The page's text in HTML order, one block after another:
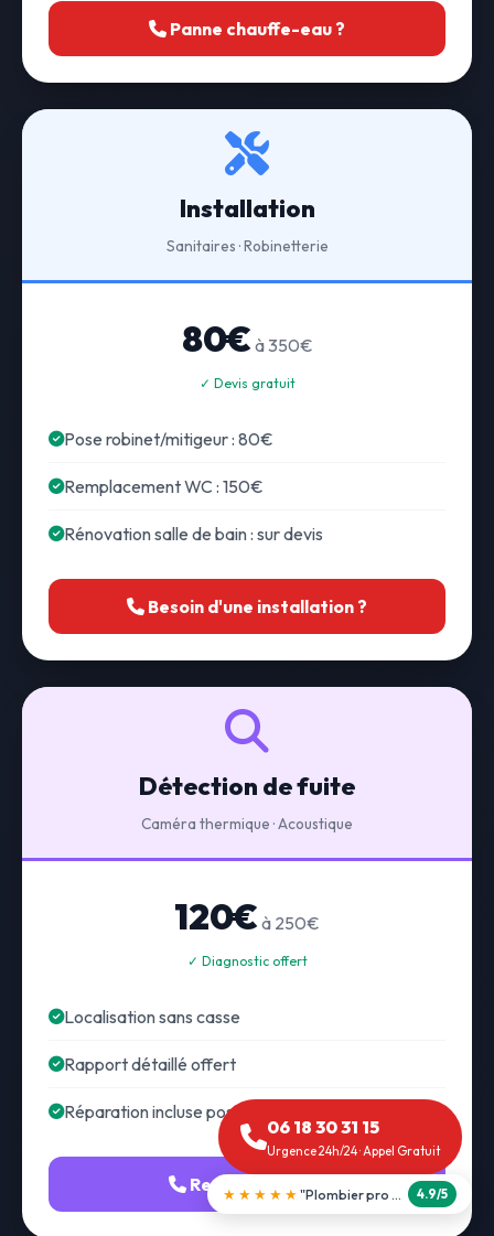
Panne chauffe-eau ?
Installation
Sanitaires · Robinetterie
80€ à 350€
✓ Devis gratuit
Pose robinet/mitigeur : 80€
Remplacement WC : 150€
Rénovation salle de bain : sur devis
Besoin d'une installation ?
Détection de fuite
Caméra thermique · Acoustique
120€ à 250€
✓ Diagnostic offert
Localisation sans casse
Rapport détaillé offert
Réparation incluse possible
Recherche fuite
06 18 30 31 15
Urgence 24h/24 · Appel Gratuit
★★★★★ "Débouchage WC en 30 min" 5.0/5